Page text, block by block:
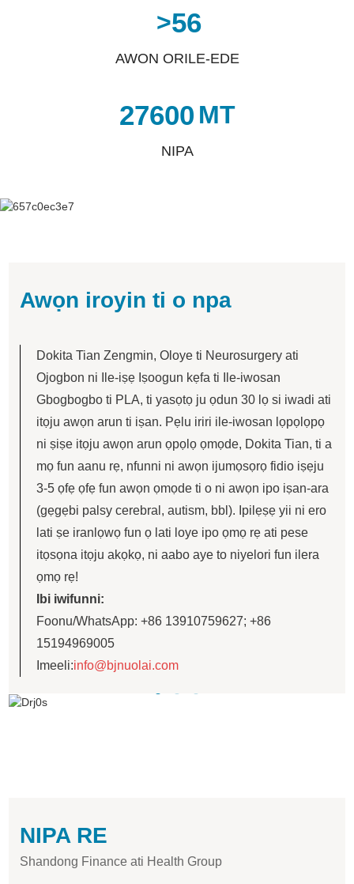
>56
AWON ORILE-EDE
27600 MT
NIPA
Awọn iroyin ti o npa
Dokita Tian Zengmin, Oloye ti Neurosurgery ati
Ojogbon ni Ile-iṣẹ Iṣoogun kẹfa ti Ile-iwosan
Gbogbogbo ti PLA, ti yasọtọ ju ọdun 30 lọ si iwadi ati
itọju awọn arun ti iṣan. Pẹlu iriri ile-iwosan lọpọlọpọ
ni ṣiṣe itọju awọn arun ọpọlọ ọmọde, Dokita Tian, ​​ti a
mọ fun aanu rẹ, nfunni ni awọn ijumọsọrọ fidio iṣẹju
3-5 ọfẹ ọfẹ fun awọn ọmọde ti o ni awọn ipo iṣan-ara
(gẹgẹbi palsy cerebral, autism, bbl). Ipilẹṣẹ yii ni ero
lati ṣe iranlọwọ fun ọ lati loye ipo ọmọ rẹ ati pese
itọsọna itọju akọkọ, ni aabo aye to niyelori fun ilera
ọmọ rẹ!
Ibi iwifunni:
Foonu/WhatsApp: +86 13910759627; +86
15194969005
Imeeli:info@bjnuolai.com
NIPA RE
Shandong Finance ati Health Group